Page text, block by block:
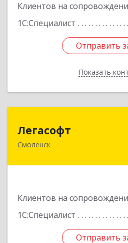
Клиентов на
1С:Специалист
Отправить
Показать
Отправить
Назад
Легасофт
Смоленск
Клиентов на
1С:Специалист
Отправить
214018, Смоленская
Отправить